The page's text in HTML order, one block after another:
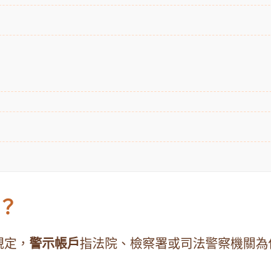
， 警示帳戶指法院、檢察署或司法警察機關